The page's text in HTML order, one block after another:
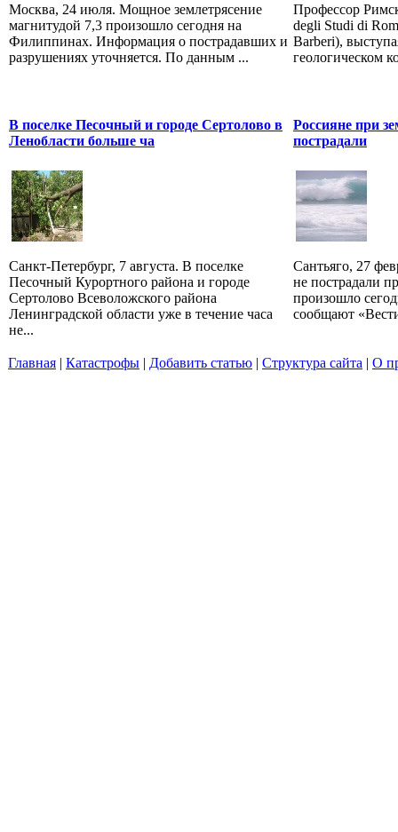
Москва, 24 июля. Мощное землетрясение
магнитудой 7,3 произошло сегодня на
Филиппинах. Информация о пострадавших и
разрушениях уточняется. По данным ...
Профессор
degli Studi di
Barberi),
геологическом
В поселке Песочный и городе Сертолово в
Ленобласти больше ча
Санкт-Петербург, 7 августа. В поселке
Песочный Курортного района и городе
Сертолово Всеволожского района
Ленинградской области уже в течение часа
не...
Россияне при
пострадали
Сантьяго, 27
не пострадали
произошло
сообщают
Главная | Катастрофы | Добавить статью | Структура сайта | О